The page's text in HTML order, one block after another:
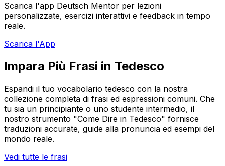
Scarica l'app Deutsch Mentor per lezioni
personalizzate, esercizi interattivi e feedback in tempo
reale.
Scarica l'App
Impara Più Frasi in Tedesco
Espandi il tuo vocabolario tedesco con la nostra
collezione completa di frasi ed espressioni comuni. Che
tu sia un principiante o uno studente intermedio, il
nostro strumento "Come Dire in Tedesco" fornisce
traduzioni accurate, guide alla pronuncia ed esempi del
mondo reale.
Vedi tutte le frasi